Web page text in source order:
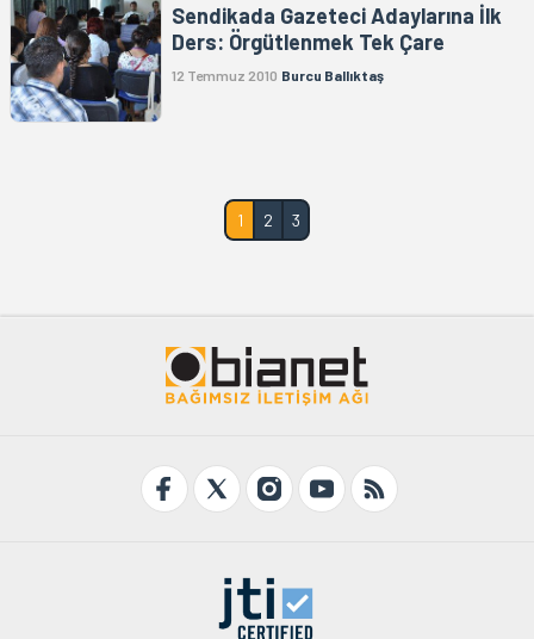
Sendikada Gazeteci Adaylarına İlk
Ders: Örgütlenmek Tek Çare
12 Temmuz 2010 Burcu Ballıktaş
1 2 3